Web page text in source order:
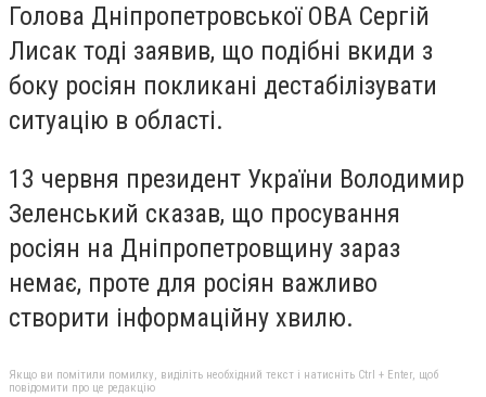
Голова Дніпропетровської ОВА Сергій
Лисак тоді заявив, що подібні вкиди з
боку росіян покликані дестабілізувати
ситуацію в області.
13 червня президент України Володимир
Зеленський сказав, що просування
росіян на Дніпропетровщину зараз
немає, проте для росіян важливо
створити інформаційну хвилю.
Якщо ви помітили помилку, виділіть необхідний текст і натисніть Ctrl + Enter, щоб
повідомити про це редакцію